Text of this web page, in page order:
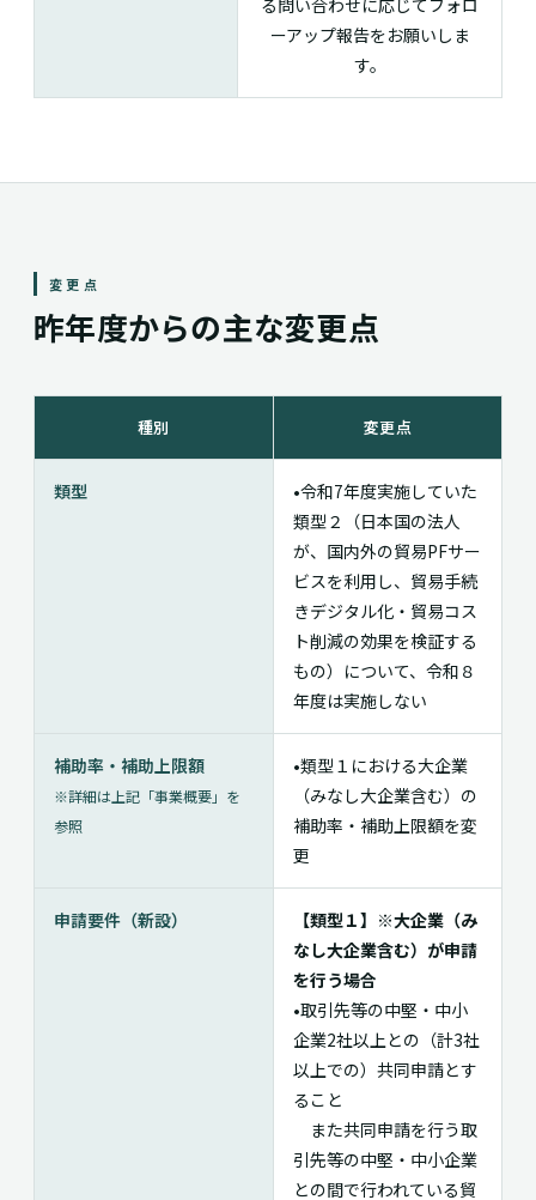
る問い合わせに応じてフォロ
ーアップ報告をお願いしま
す。
変更点
昨年度からの主な変更点
種別 変更点
類型
•令和7年度実施していた
類型２（日本国の法人
が、国内外の貿易PFサー
ビスを利用し、貿易手続
きデジタル化・貿易コス
ト削減の効果を検証する
もの）について、令和８
年度は実施しない
補助率・補助上限額
※詳細は上記「事業概要」を
参照
•類型１における大企業
（みなし大企業含む）の
補助率・補助上限額を変
更
申請要件（新設）
【類型１】※大企業（み
なし大企業含む）が申請
を行う場合
•取引先等の中堅・中小
企業2社以上との（計3社
以上での）共同申請とす
ること
また共同申請を行う取
引先等の中堅・中小企業
との間で行われている貿